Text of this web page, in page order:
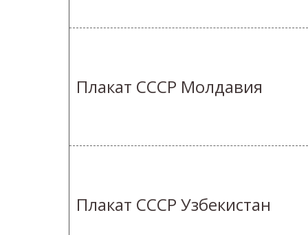
Плакат СССР Молдавия
Плакат СССР Узбекистан